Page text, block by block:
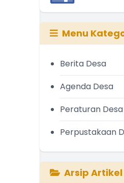
Menu
Berita Desa
Agenda Desa
Peraturan Desa
Perpustakaan
Arsip Artikel